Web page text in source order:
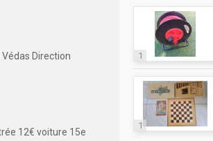
Direction
12€ voiture 15e
1
1